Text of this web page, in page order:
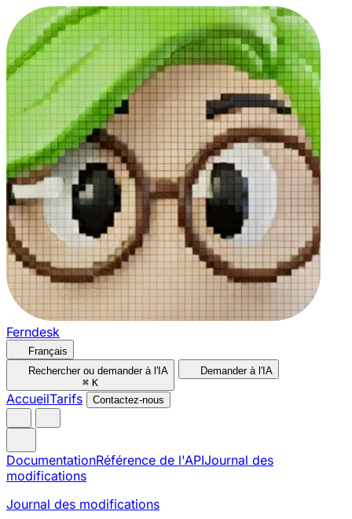
Ferndesk
Français
Rechercher ou demander à l'IA
⌘ K
Demander à l'IA
AccueilTarifs Contactez-nous
DocumentationRéférence de l'APIJournal des
modifications
Journal des modifications